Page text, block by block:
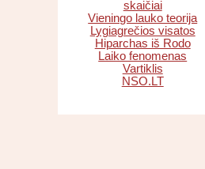
skaičiai
Vieningo lauko teorija
Lygiagrečios visatos
Hiparchas iš Rodo
Laiko fenomenas
Vartiklis
NSO.LT